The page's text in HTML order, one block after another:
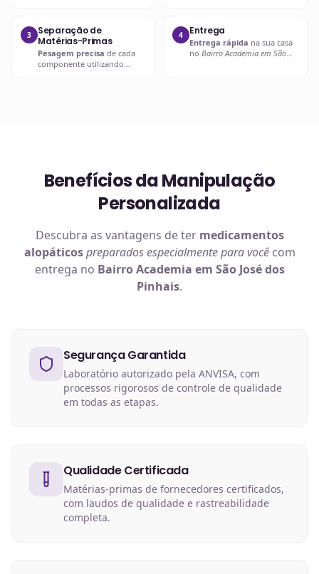
esclarecimentos.
3
Separação de
Matérias-Primas
Pesagem precisa de cada
componente utilizando
4 Entrega
Entrega rápida na sua casa
no Bairro Academia em São
Benefícios da Manipulação
Personalizada
Descubra as vantagens de ter medicamentos
alopáticos preparados especialmente para vocêcom
entrega no Bairro Academia em São José dos
Pinhais.
Segurança Garantida
Laboratório autorizado pela ANVISA, com
processos rigorosos de controle de qualidade
em todas as etapas.
Qualidade Certificada
Matérias-primas de fornecedores certificados,
com laudos de qualidade e rastreabilidade
completa.